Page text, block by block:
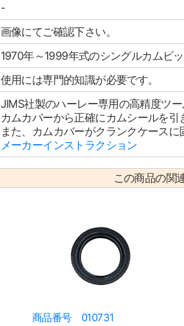
-
画像にてご確認下さい。
1970年～1999年式のシングルカムビ
使用には専門的知識が必要です。
JIMS社製のハーレー専用の高精度ツー
カムカバーから正確にカムシールを引
また、カムカバーがクランクケース
メーカーインストラクション
この商品の関
商品番号 010731